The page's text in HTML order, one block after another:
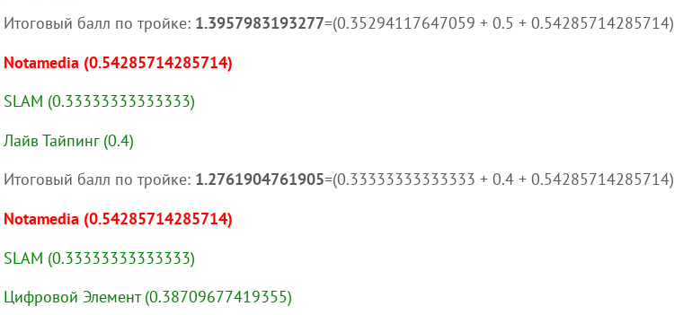
Итоговый балл по тройке: 1.3957983193277=(0.35294117647059 + 0.5 + 0.54285714285714)
Notamedia (0.54285714285714)
SLAM (0.33333333333333)
Лайв Тайпинг (0.4)
Итоговый балл по тройке: 1.2761904761905=(0.33333333333333 + 0.4 + 0.54285714285714)
Notamedia (0.54285714285714)
SLAM (0.33333333333333)
Цифровой Элемент (0.38709677419355)